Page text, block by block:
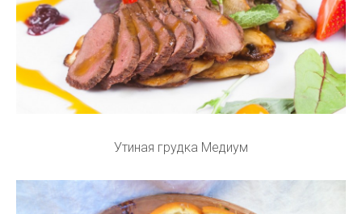
Утиная грудка Медиум